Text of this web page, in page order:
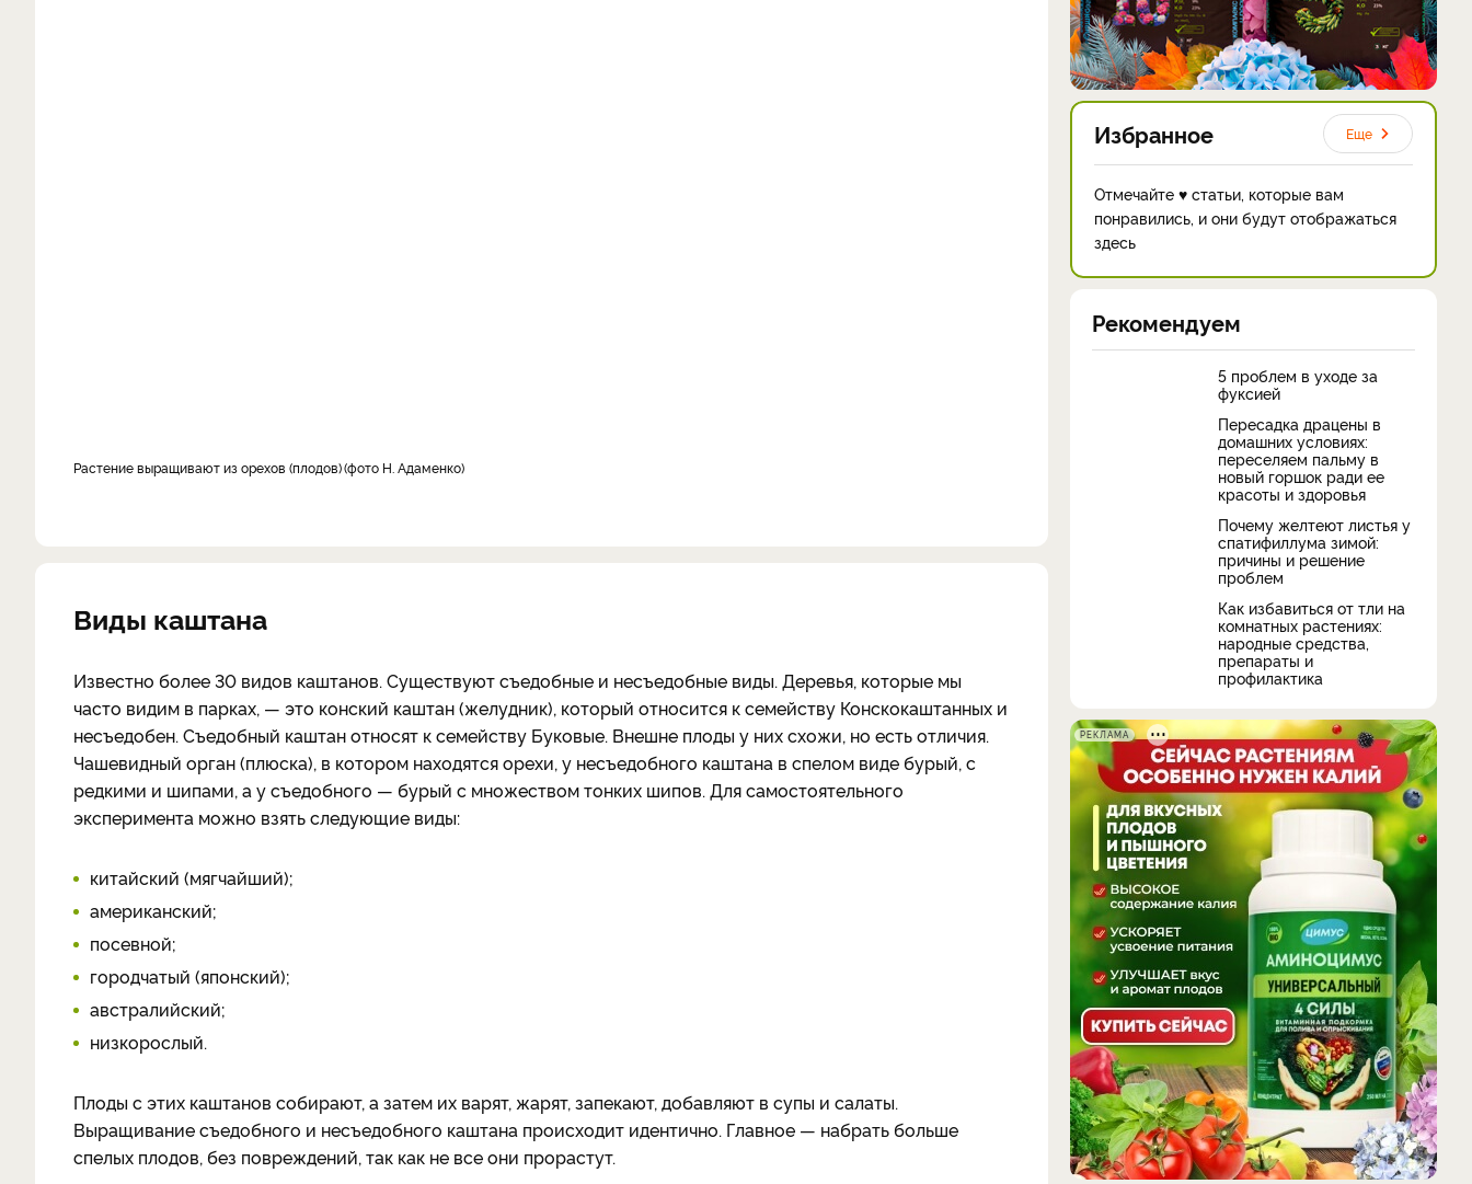
Растение выращивают из орехов (плодов) фото Н. Адаменко
Виды каштана
Известно более 30 видов каштанов. Существуют съедобные и несъедобные виды. Деревья, которые мы
часто видим в парках, — это конский каштан (желудник), который относится к семейству Конскокаштанных и
несъедобен. Съедобный каштан относят к семейству Буковые. Внешне плоды у них схожи, но есть отличия.
Чашевидный орган (плюска), в котором находятся орехи, у несъедобного каштана в спелом виде бурый, с
редкими и шипами, а у съедобного — бурый с множеством тонких шипов. Для самостоятельного
эксперимента можно взять следующие виды:
китайский (мягчайший);
американский;
посевной;
городчатый (японский);
австралийский;
низкорослый.
Плоды с этих каштанов собирают, а затем их варят, жарят, запекают, добавляют в супы и салаты.
Выращивание съедобного и несъедобного каштана происходит идентично. Главное — набрать больше
спелых плодов, без повреждений, так как не все они прорастут.
Избранное Еще
Отмечайте ♥ статьи, которые вам
понравились, и они будут отображаться
здесь
Рекомендуем
5 проблем в уходе за
фуксией
Пересадка драцены в
домашних условиях:
переселяем пальму в
новый горшок ради ее
красоты и здоровья
Почему желтеют листья у
спатифиллума зимой:
причины и решение
проблем
Как избавиться от тли на
комнатных растениях:
народные средства,
препараты и
профилактика
РЕКЛАМА